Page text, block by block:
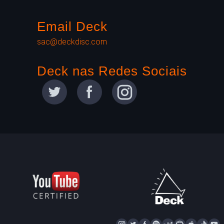
Email Deck
sac@deckdisc.com
Deck nas Redes Sociais
I T F S D N A T